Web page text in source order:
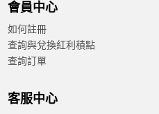
會員中心
如何註冊
查詢與兌換紅利積點
查詢訂單
客服中心